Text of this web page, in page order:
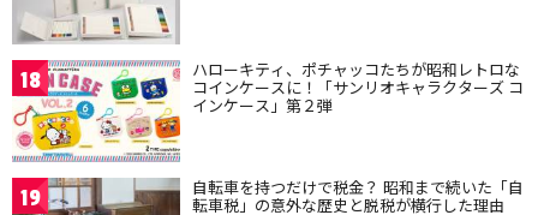
18 ハローキティ、ポチャッコたちが昭和レトロな
コインケースに！「サンリオキャラクターズ コ
インケース」第２弾
19 自転車を持つだけで税金？ 昭和まで続いた「自
転車税」の意外な歴史と脱税が横行した理由